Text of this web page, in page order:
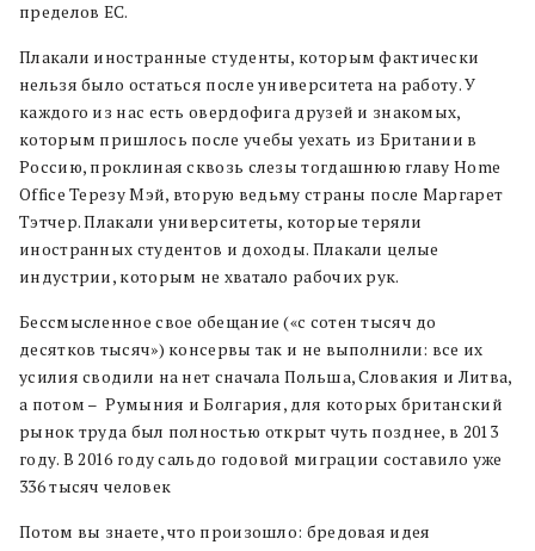
пределов ЕС.
Плакали иностранные студенты, которым фактически
нельзя было остаться после университета на работу. У
каждого из нас есть овердофига друзей и знакомых,
которым пришлось после учебы уехать из Британии в
Россию, проклиная сквозь слезы тогдашнюю главу Home
Office Терезу Мэй, вторую ведьму страны после Маргарет
Тэтчер. Плакали университеты, которые теряли
иностранных студентов и доходы. Плакали целые
индустрии, которым не хватало рабочих рук.
Бессмысленное свое обещание («с сотен тысяч до
десятков тысяч») консервы так и не выполнили: все их
усилия сводили на нет сначала Польша, Словакия и Литва,
а потом – Румыния и Болгария, для которых британский
рынок труда был полностью открыт чуть позднее, в 2013
году. В 2016 году сальдо годовой миграции составило уже
336 тысяч человек
Потом вы знаете, что произошло: бредовая идея